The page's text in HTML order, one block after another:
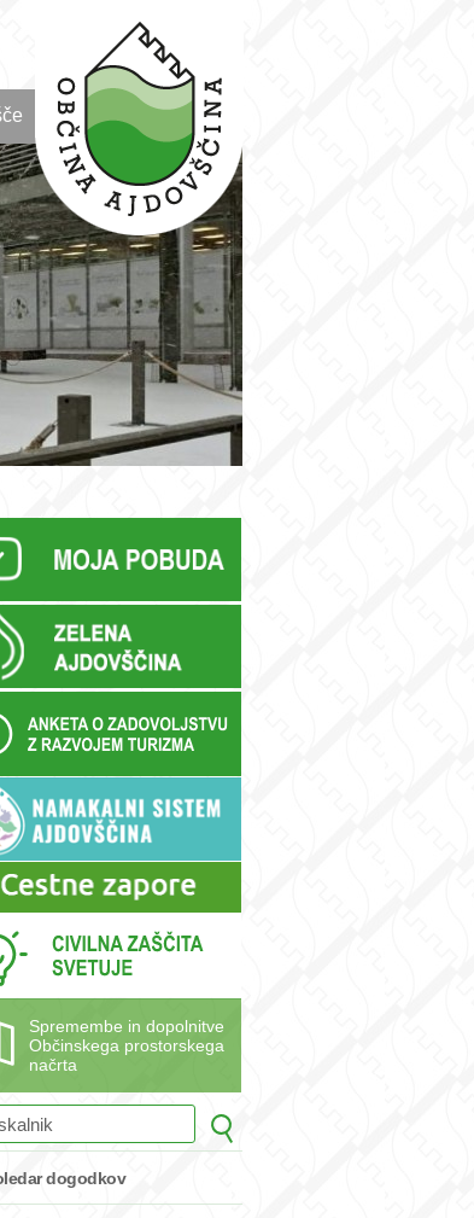
Spremembe in dopolnitve
Občinskega prostorskega
načrta
dogodkov